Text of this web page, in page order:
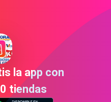
la app con
tiendas